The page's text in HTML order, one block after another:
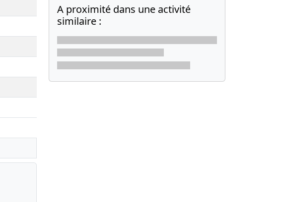
A proximité dans une activité
similaire :